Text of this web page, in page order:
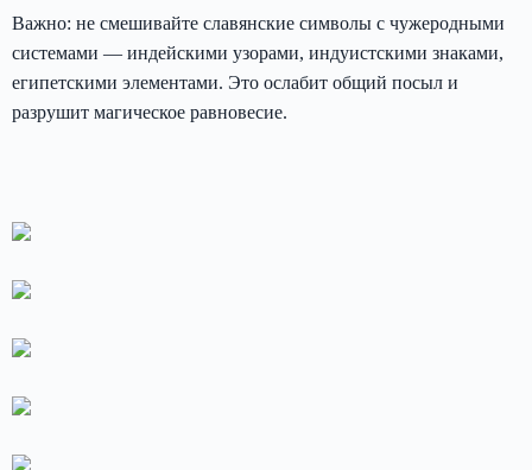
Важно: не смешивайте славянские символы с чужеродными
системами — индейскими узорами, индуистскими знаками,
египетскими элементами. Это ослабит общий посыл и
разрушит магическое равновесие.